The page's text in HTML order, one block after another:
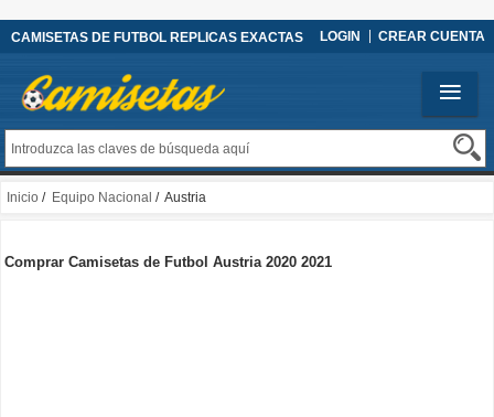
CAMISETAS DE FUTBOL REPLICAS EXACTAS LOGIN CREAR CUENTA
Inicio / Equipo Nacional / Austria
Comprar Camisetas de Futbol Austria 2020 2021